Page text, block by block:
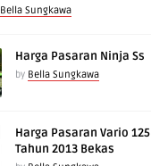
Bella Sungkawa
Harga Pasaran Ninja Ss
by Bella Sungkawa
Harga Pasaran Vario 125
Tahun 2013 Bekas